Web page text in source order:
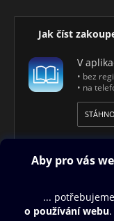
Jak číst
V
• bez
• na
Obsah ke stažení